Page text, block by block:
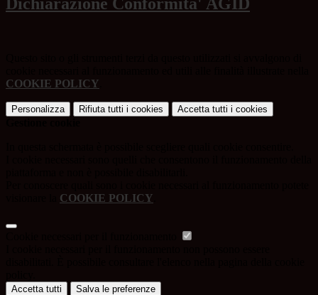
COOKIE POLICY
Personalizza Rifiuta tutti i cookies Accetta tutti i cookies
COOKIE POLICY
Accetta tutti Salva le preferenze